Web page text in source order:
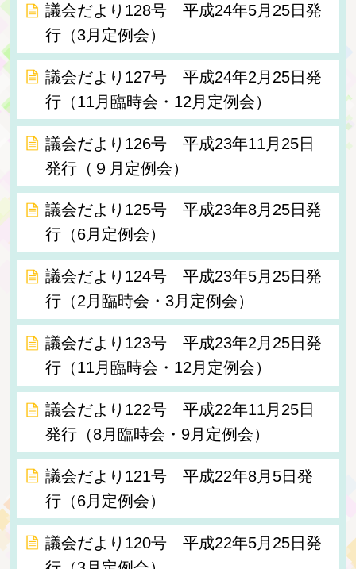
議会だより128号 平成24年5月25日発
行（3月定例会）
議会だより127号 平成24年2月25日発
行（11月臨時会・12月定例会）
議会だより126号 平成23年11月25日
発行（９月定例会）
議会だより125号 平成23年8月25日発
行（6月定例会）
議会だより124号 平成23年5月25日発
行（2月臨時会・3月定例会）
議会だより123号 平成23年2月25日発
行（11月臨時会・12月定例会）
議会だより122号 平成22年11月25日
発行（8月臨時会・9月定例会）
議会だより121号 平成22年8月5日発
行（6月定例会）
議会だより120号 平成22年5月25日発